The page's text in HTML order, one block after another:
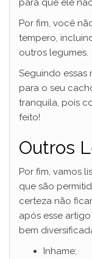
para que ele
Por fim, você
tempero,
outros legumes.
Seguindo
para o seu
tranquila, pois
feito!
Outros
Por fim, vamos
que são
certeza não
após esse
bem
Inhame;